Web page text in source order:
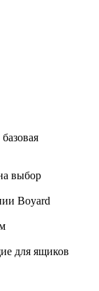
выбор
Boyard
для ящиков